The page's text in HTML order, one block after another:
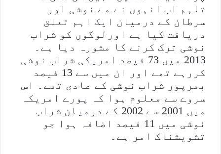
تاہم اب انہوں نے مے نوشی اور
سرطان کے درمیان ایک اہم تعلق
دریافت کیا ہے اورلوگوں کو شراب
نوشی ترک کرنے کا مشورہ دیا ہے۔
2013 میں 73 فیصد امریکی شراب نوشی
کررہے تھے اور ان میں سے 13 فیصد
بھرپور شراب نوشی کے عادی تھے۔ اس
سروے سے معلوم ہوا کہ پورے امریکہ
میں 2001 سے 2002 کے درمیان شراب
نوشی میں 11 فیصد اضافہ ہوا جو
تشویشناک امر ہے۔